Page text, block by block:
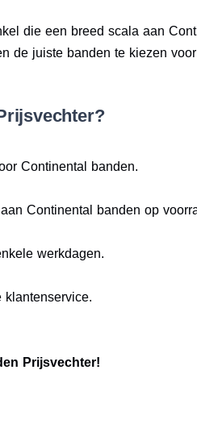
die een breed scala aan
de juiste banden te kiezen
Continental banden.
Continental banden op
werkdagen.
klantenservice.
Prijsvechter!